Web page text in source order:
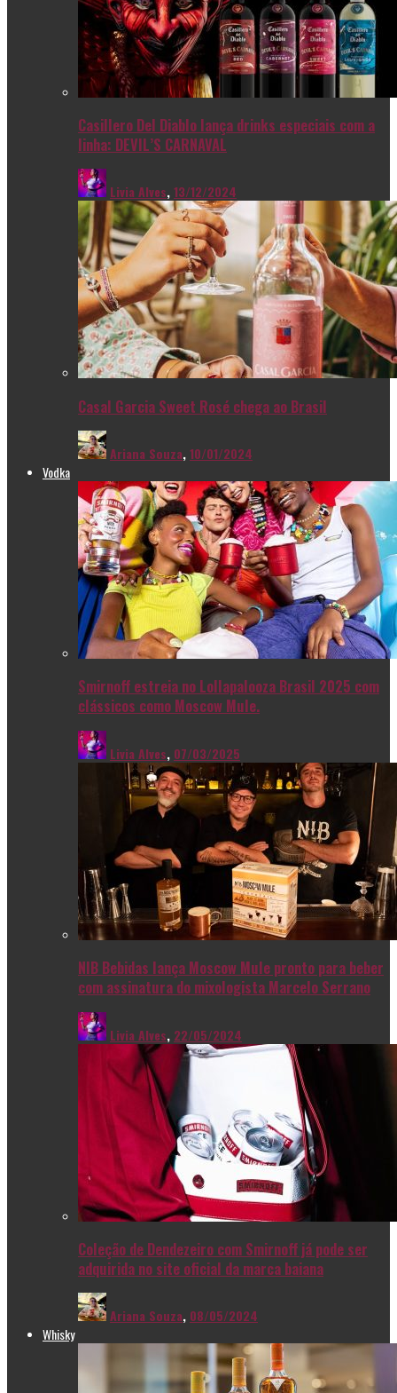
Casillero Del Diablo lança drinks especiais com a
linha: DEVIL’S CARNAVAL
Livia Alves,13/12/2024
Casal Garcia Sweet Rosé chega ao Brasil
Ariana Souza,10/01/2024
Vodka
Smirnoff estreia no Lollapalooza Brasil 2025 com
clássicos como Moscow Mule.
Livia Alves, 07/03/2025
NIB Bebidas lança Moscow Mule pronto para beber
com assinatura do mixologista Marcelo Serrano
Livia Alves, 22/05/2024
Coleção de Dendezeiro com Smirnoff já pode ser
adquirida no site oficial da marca baiana
Ariana Souza, 08/05/2024
Whisky